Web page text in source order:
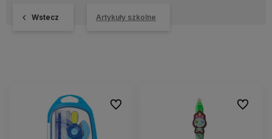
Wstecz Artykuły szkolne
Do ulubionych Do